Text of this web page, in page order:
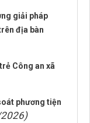
giải pháp
địa bàn
Công an xã
phương tiện